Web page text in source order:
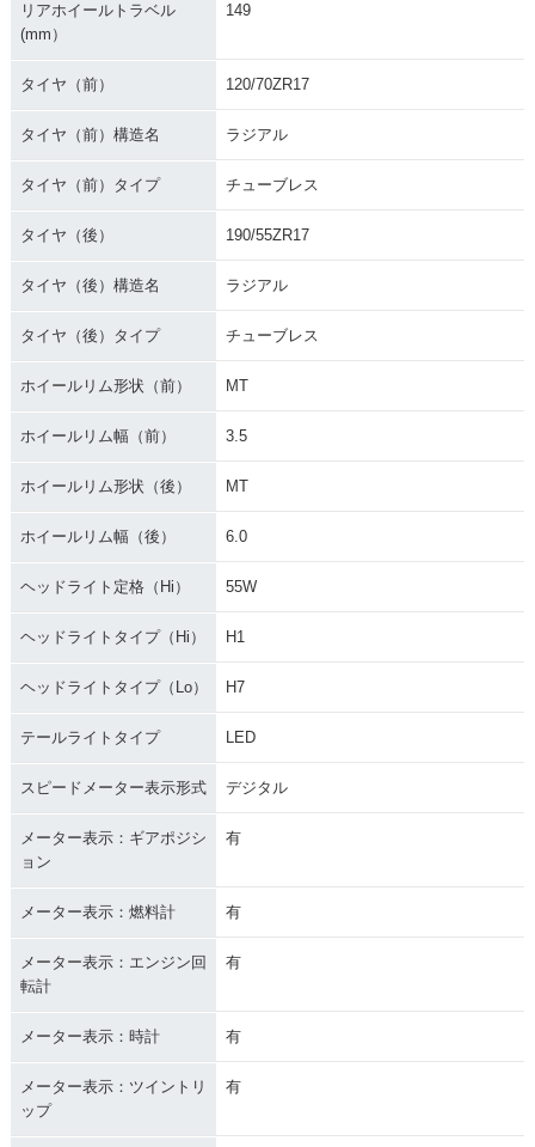
リアホイールトラベル
(mm）
149
タイヤ（前） 120/70ZR17
タイヤ（前）構造名 ラジアル
タイヤ（前）タイプ チューブレス
タイヤ（後） 190/55ZR17
タイヤ（後）構造名 ラジアル
タイヤ（後）タイプ チューブレス
ホイールリム形状（前） MT
ホイールリム幅（前） 3.5
ホイールリム形状（後） MT
ホイールリム幅（後） 6.0
ヘッドライト定格（Hi） 55W
ヘッドライトタイプ（Hi） H1
ヘッドライトタイプ（Lo） H7
テールライトタイプ LED
スピードメーター表示形式 デジタル
メーター表示：ギアポジシ
ョン
有
メーター表示：燃料計 有
メーター表示：エンジン回
転計
有
メーター表示：時計 有
メーター表示：ツイントリ
ップ
有